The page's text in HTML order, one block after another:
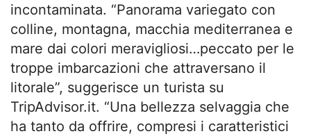
incontaminata. “Panorama variegato con
colline, montagna, macchia mediterranea e
mare dai colori meravigliosi…peccato per le
troppe imbarcazioni che attraversano il
litorale”, suggerisce un turista su
TripAdvisor.it. “Una bellezza selvaggia che
ha tanto da offrire, compresi i caratteristici